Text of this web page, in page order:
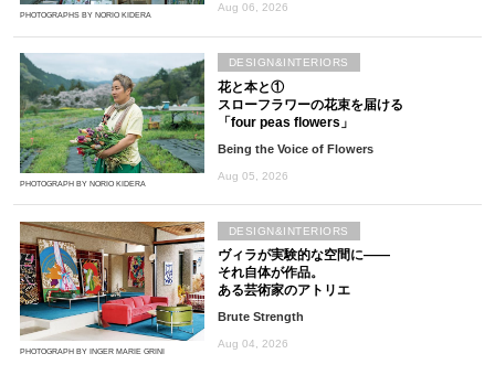
PHOTOGRAPHS BY NORIO KIDERA
Aug 06, 2026
PHOTOGRAPH BY NORIO KIDERA
花と本と①
スローフラワーの花束を届ける
「four peas flowers」
Being the Voice of Flowers
Aug 05, 2026
DESIGN&INTERIORS
PHOTOGRAPH BY INGER MARIE GRINI
ヴィラが実験的な空間に――
それ自体が作品。
ある芸術家のアトリエ
Brute Strength
Aug 04, 2026
DESIGN&INTERIORS